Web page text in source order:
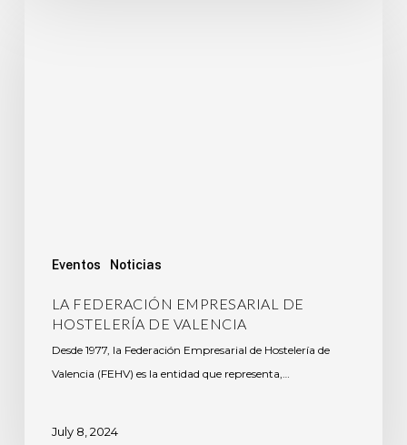
Eventos Noticias
LA FEDERACIÓN EMPRESARIAL DE
HOSTELERÍA DE VALENCIA
Desde 1977, la Federación Empresarial de Hostelería de
Valencia (FEHV) es la entidad que representa,…
July 8, 2024